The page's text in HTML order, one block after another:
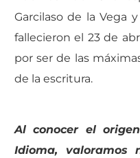
Garcilaso de la Vega
fallecieron el 23 de
por ser de las
de la escritura.
Al conocer el
Idioma, valoramos